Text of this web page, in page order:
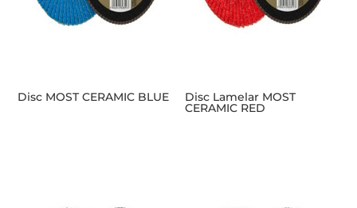
Disc MOST CERAMIC BLUE Disc Lamelar MOST
CERAMIC RED